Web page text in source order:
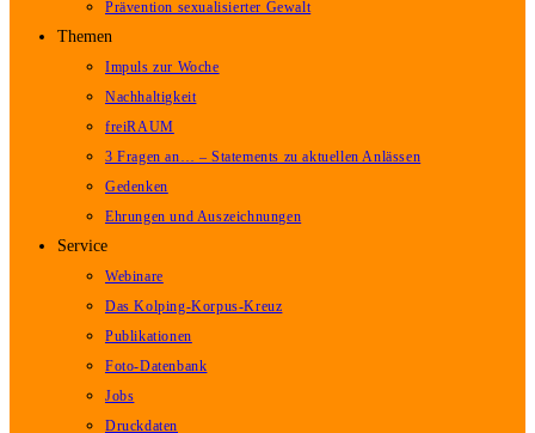
Prävention sexualisierter Gewalt
Themen
Impuls zur Woche
Nachhaltigkeit
freiRAUM
3 Fragen an… – Statements zu aktuellen Anlässen
Gedenken
Ehrungen und Auszeichnungen
Service
Webinare
Das Kolping-Korpus-Kreuz
Publikationen
Foto-Datenbank
Jobs
Druckdaten